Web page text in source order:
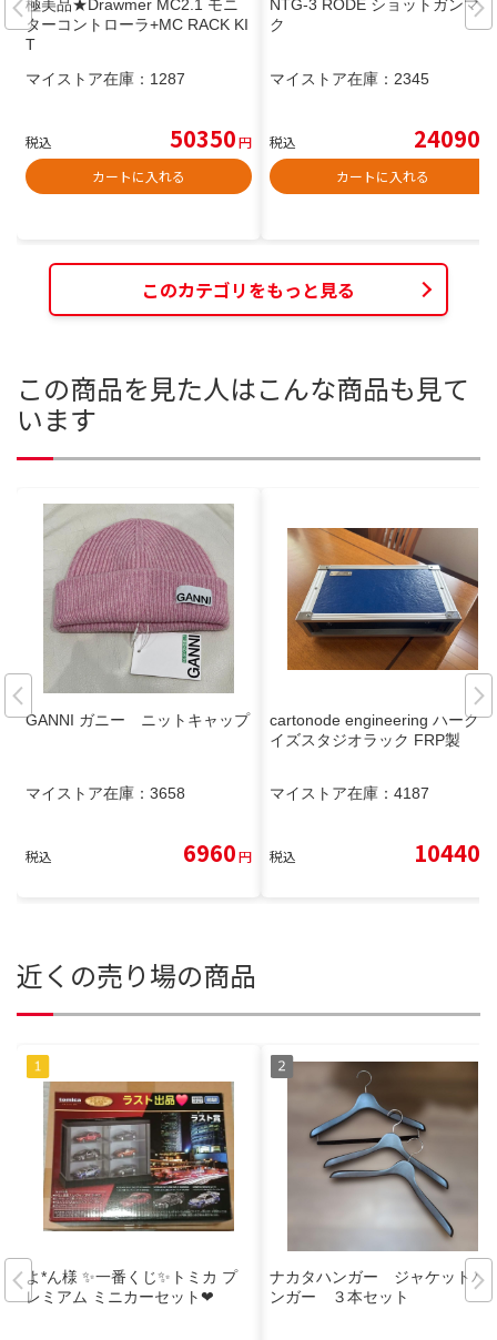
極美品★Drawmer MC2.1 モニ
ターコントローラ+MC RACK KI
T
マイストア在庫： 1287
税込 50350円
カートに入れる
NTG-3 RODE ショットガンマイ
ク
マイストア在庫： 2345
税込 24090
カートに入れる
このカテゴリをもっと見る
この商品を見た人はこんな商品も見て
います
GANNI ガニー ニットキャップ
マイストア在庫： 3658
税込 6960円
cartonode engineering ハークサ
イズスタジオラック FRP製
マイストア在庫： 4187
税込 10440
近くの売り場の商品
よ*ん様 ✨一番くじ✨トミカ プ
レミアム ミニカーセット❤
ナカタハンガー ジャケットハ
ンガー ３本セット